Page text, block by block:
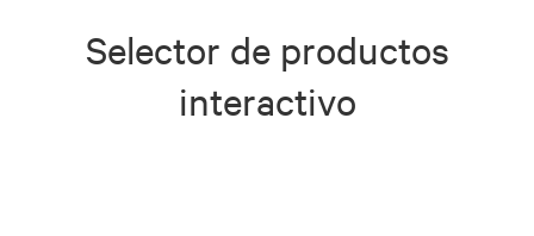
Selector de productos
interactivo